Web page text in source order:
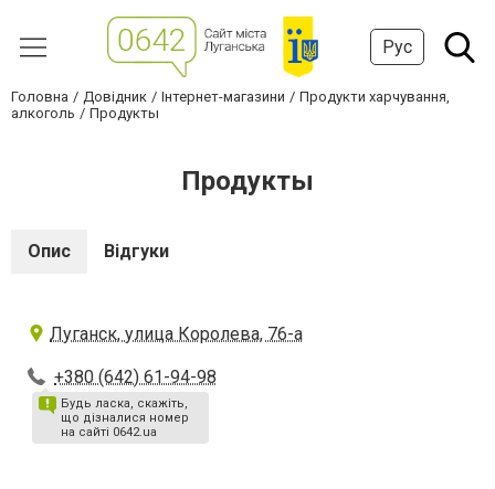
Рус
Головна Довідник Інтернет-магазини
Продукти харчування,
алкоголь
Продукты
Продукты
Опис Відгуки
Луганск, улица Королева, 76-а
+380 (642) 61-94-98
Будь ласка, скажіть,
що дізналися номер
на сайті 0642.ua